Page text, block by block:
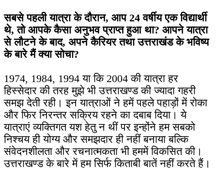
सबसे पहली यात्रा के दौरान, आप 24 वर्षीय एक विद्यार्थी
थे, तो आपके कैसा अनुभव प्राप्त हुआ था? आपने यात्रा
से लौटने के बाद, अपने कैरियर तथा उत्तराखंड के भविष्य
के बारे मैं क्या सोचा?
1974, 1984, 1994 या कि 2004 की यात्रा हर
हिस्सेदार की तरह मुझे भी उत्तराखण्ड की ज्यादा गहरी
समझ देती रही। इन यात्राओं ने हमें पहले पहाड़ों में रोका
और फिर निरन्तर सक्रिय रहने का दबाब दिया। ये
यात्राएं व्यक्तिगत यश हेतु न थीं पर इन्होंने हम सबको
निश्चय ही योग्य और समझदार ही नहीं बनाया बल्कि
संवेदनशीलता और रचनात्मकता भी हममें विकसित की।
उत्तराखण्ड के बारे में हम सिर्फ किताबी बातें नहीं करते हैं।